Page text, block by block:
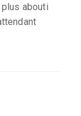
abouti